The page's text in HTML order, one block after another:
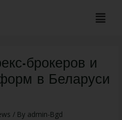
брокеров и
в Беларуси
/ By admin-Bgd